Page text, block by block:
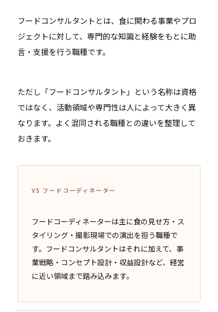
フードコンサルタントとは、食に関わる事業やプロ
ジェクトに対して、専門的な知識と経験をもとに助
言・支援を行う職種です。
ただし「フードコンサルタント」という名称は資格
ではなく、活動領域や専門性は人によって大きく異
なります。よく混同される職種との違いを整理して
おきます。
VS フードコーディネーター
フードコーディネーターは主に食の見せ方・ス
タイリング・撮影現場での演出を担う職種で
す。フードコンサルタントはそれに加えて、事
業戦略・コンセプト設計・収益設計など、経営
に近い領域まで踏み込みます。